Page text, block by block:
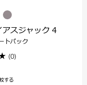
アスジャック 4
トパック
(0)
する